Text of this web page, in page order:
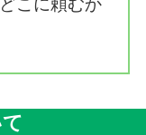
こに頼むか